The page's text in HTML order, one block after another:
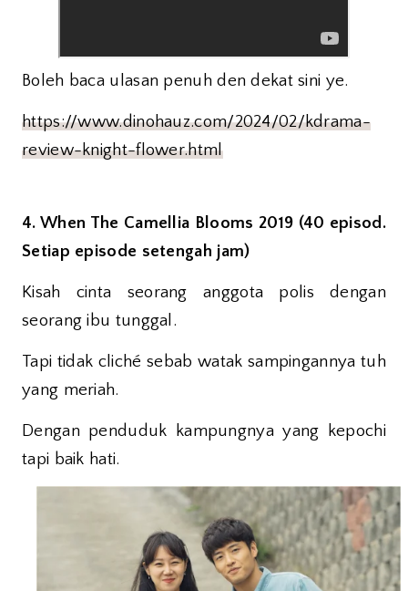
Boleh baca ulasan penuh den dekat sini ye.
https://www.dinohauz.com/2024/02/kdrama-
review-knight-flower.html
4. When The Camellia Blooms 2019 (40 episod.
Setiap episode setengah jam)
Kisah cinta seorang anggota polis dengan
seorang ibu tunggal.
Tapi tidak cliché sebab watak sampingannya tuh
yang meriah.
Dengan penduduk kampungnya yang kepochi
tapi baik hati.